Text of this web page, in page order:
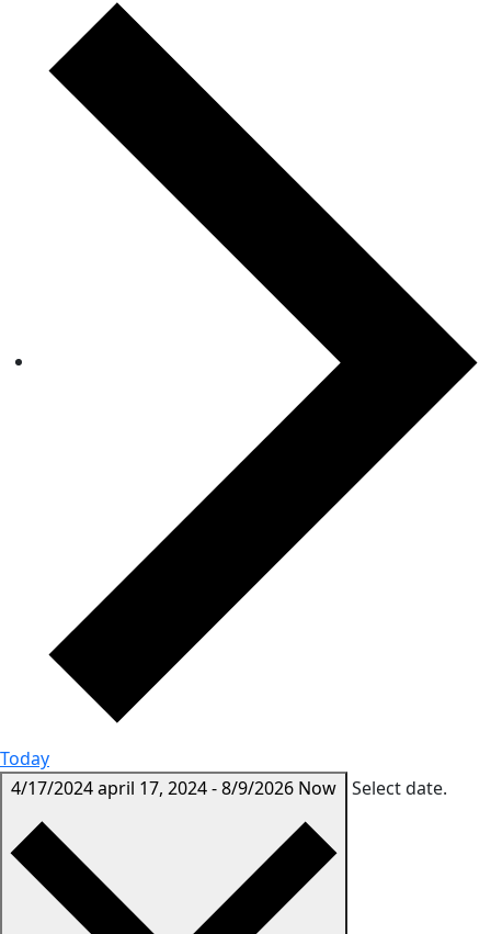
Today
4/17/2024april 17, 2024-8/9/2026 Now Select date.